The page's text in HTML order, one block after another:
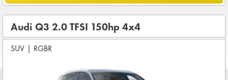
OSNOVNI PAKET OSIGURANJA od štete (CDW) i krađe
(THW)
Vozilo proizvedeno 2025
Starost vozača između25 - 80godina
Audi Q3 2.0 TFSI 150hp 4x4
SUV | RGBR